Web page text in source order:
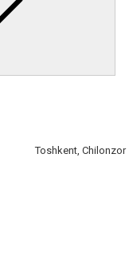
Toshkent, Chilonzor